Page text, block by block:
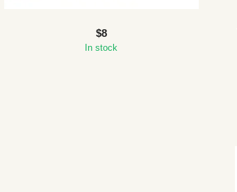
$8
In stock